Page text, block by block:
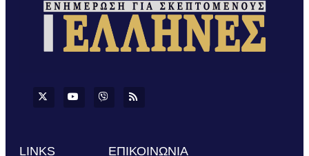
LINKS ΕΠΙΚΟΙΝΩΝΙΑ